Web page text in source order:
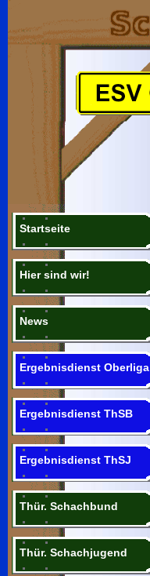
Startseite
Hier sind wir!
News
Ergebnisdienst Oberliga
Ergebnisdienst ThSB
Ergebnisdienst ThSJ
Thür. Schachbund
Thür. Schachjugend